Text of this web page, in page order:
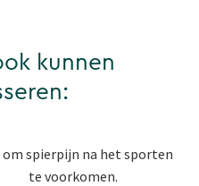
kunnen
om spierpijn na het sporten
te voorkomen.